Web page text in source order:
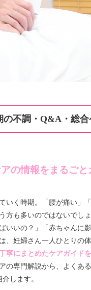
不調・Q&A・総合
の情報をまるごと
いく時期。「腰が痛い」
方も多いのではないでしょ
いいの？」「赤ちゃんに
、妊婦さん一人ひとりの
寧にまとめたケアガイド
の専門解説から、よくある
します。